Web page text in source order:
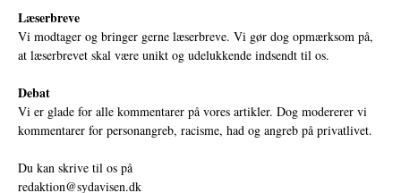
Læserbreve
Vi modtager og bringer gerne læserbreve. Vi gør dog opmærksom på,
at læserbrevet skal være unikt og udelukkende indsendt til os.
Debat
Vi er glade for alle kommentarer på vores artikler. Dog modererer vi
kommentarer for personangreb, racisme, had og angreb på privatlivet.
Du kan skrive til os på
redaktion@sydavisen.dk